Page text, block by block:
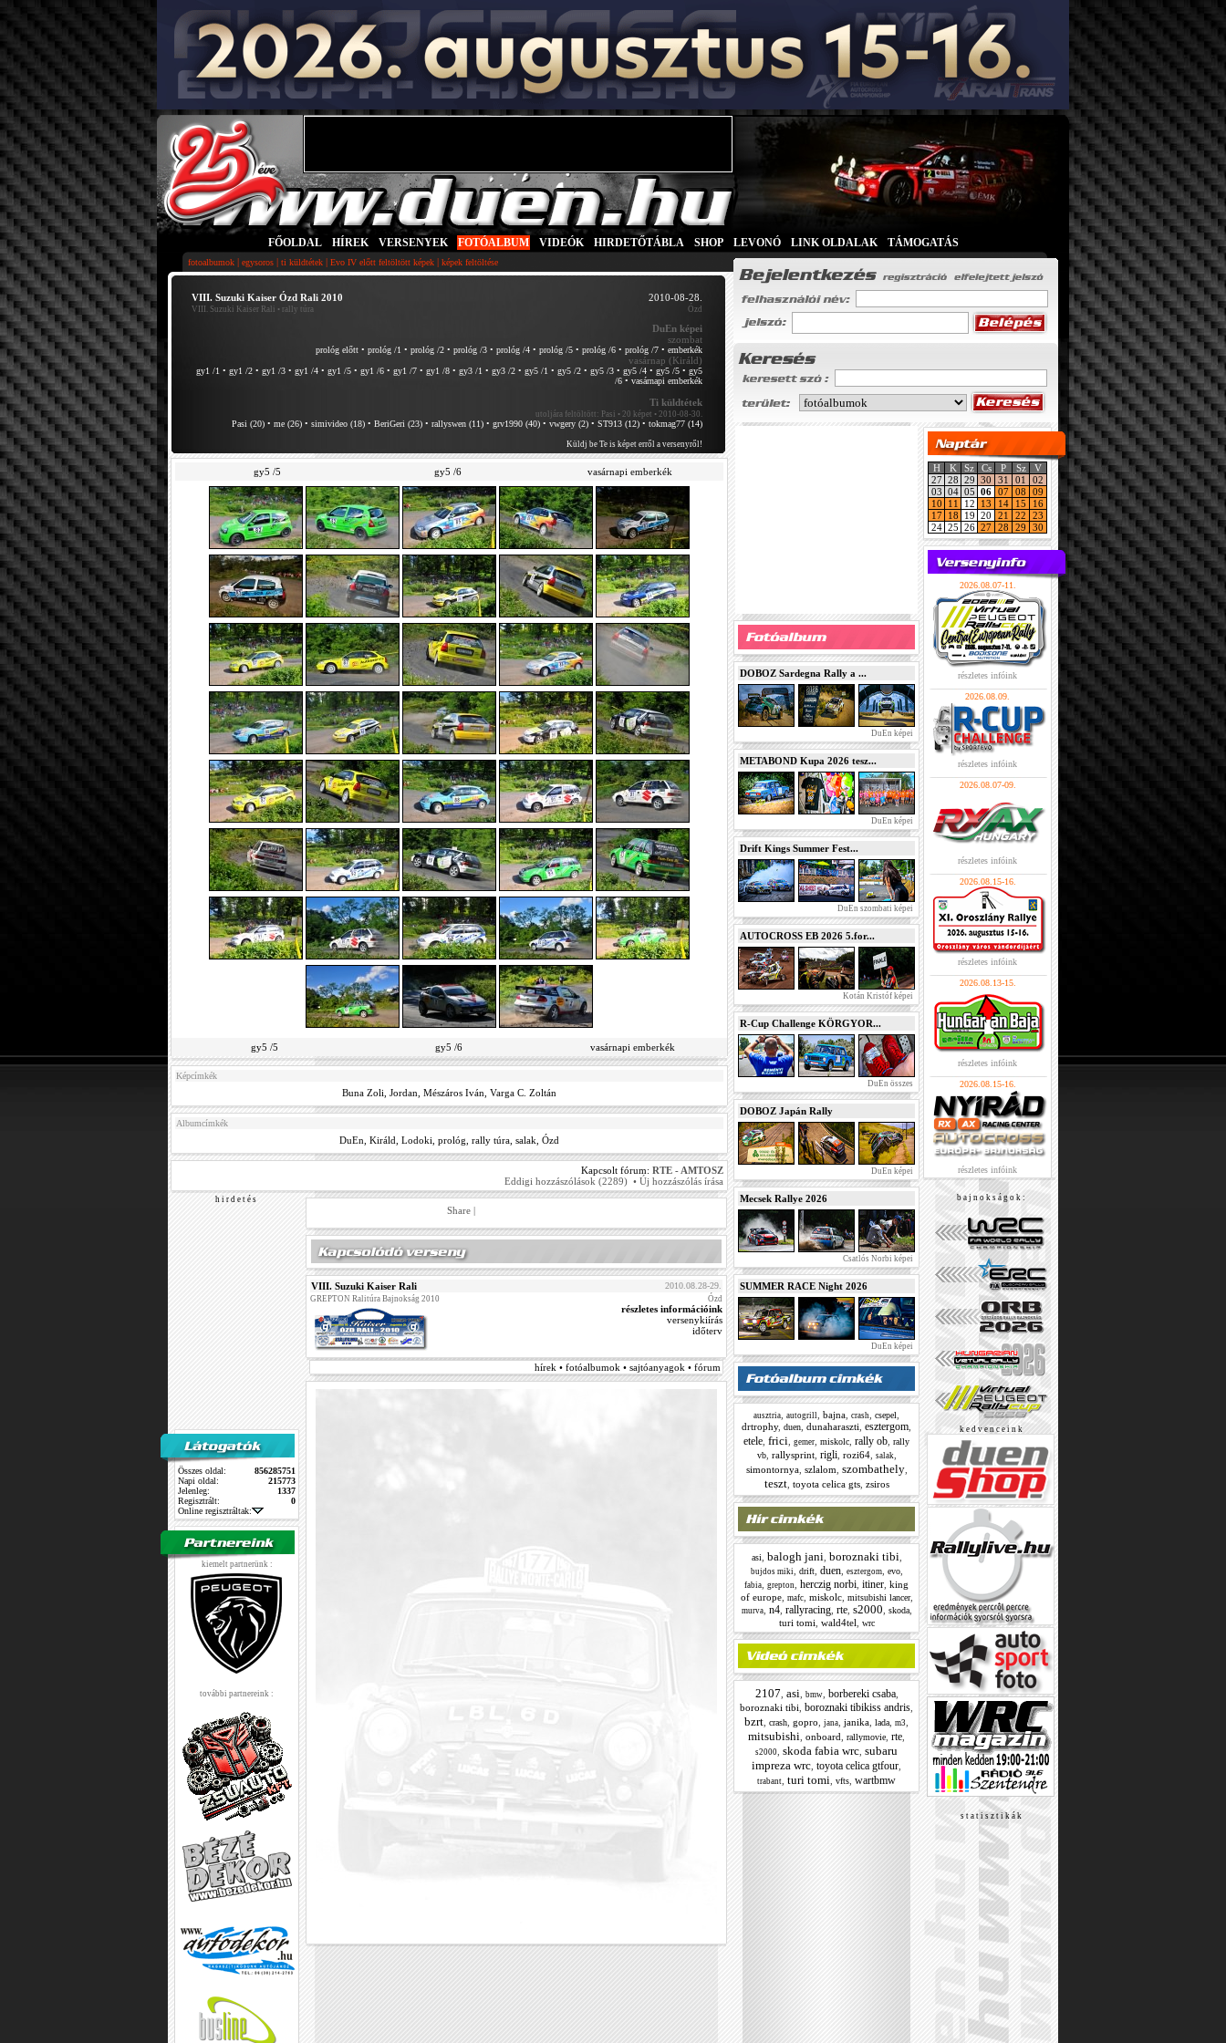
FŐOLDAL HÍREK VERSENYEK FOTÓALBUM VIDEÓK HIRDETŐTÁBLA SHOP LEVONÓ LINK OLDALAK TÁMOGATÁS
fotoalbumok | egysoros | ti küldtétek | Evo IV előtt feltöltött képek | képek feltöltése
VIII. Suzuki Kaiser Ózd Rali 2010
VIII. Suzuki Kaiser Rali • rally túra
2010-08-28.
Ózd
DuEn képei
szombat
prológ előtt• prológ /1 • prológ /2• prológ /3• prológ /4• prológ /5• prológ /6• prológ /7• emberkék
vasárnap (Királd)
gy1 /1 • gy1 /2• gy1 /3• gy1 /4• gy1 /5• gy1 /6• gy1 /7• gy1 /8• gy3 /1 • gy3 /2• gy5 /1 • gy5 /2• gy5 /3• gy5 /4• gy5 /5• gy5
/6• vasárnapi emberkék
Ti küldtétek
utoljára feltöltött: Pasi • 20 képet • 2010-08-30.
Pasi (20)• me (26)• simivideo (18)• BeriGeri (23)• rallyswen (11)• grv1990 (40)• vwgery (2)• ST913 (12)• tokmag77 (14)
Küldj be Te is képet erről a versenyről!
gy5 /5 gy5 /6 vasárnapi emberkék
gy5 /5 gy5 /6 vasárnapi emberkék
Képcímkék
Buna Zoli Jordan Mészáros Iván Varga C. Zoltán
Albumcímkék
DuEn Királd Lodoki prológ rally túra, salak Ózd
Kapcsolt fórum: RTE - AMTOSZ
Eddigi hozzászólások (2289)• Új hozzászólás írása
h i r d e t é s
Összes oldal:
856285751
Napi oldal:
215773
Jelenleg:
1337
Regisztrált:
0
Online regisztráltak:
kiemelt partnerünk :
további partnereink :
Share |
VIII. Suzuki Kaiser Rali 2010.08.28-29.
GREPTON Ralitúra Bajnokság 2010 Ózd
részletes információink
versenykiírás
időterv
hírek • fotóalbumok • sajtóanyagok • fórum
DOBOZ Sardegna Rally a ...
DuEn képei
METABOND Kupa 2026 tesz...
DuEn képei
Drift Kings Summer Fest...
DuEn szombati képei
AUTOCROSS EB 2026 5.for...
Kotán Kristóf képei
R-Cup Challenge KÖRGYOR...
DuEn összes
DOBOZ Japán Rally
DuEn képei
Mecsek Rallye 2026
Csatlós Norbi képei
SUMMER RACE Night 2026
DuEn képei
ausztria autogrill bajna crash csepel
drtrophy, duen dunaharaszti esztergom
etele frici gemer miskolc rally ob rally
vb, rallysprint, rigli, rozi64, salak
simontornya, szlalom szombathely,
teszt, toyota celica gts, zsiros
asi balogh jani boroznaki tibi
bujdos miki drift, duen, esztergom, evo,
fabia grepton herczig norbi itiner king
of europe, mafc, miskolc, mitsubishi lancer,
murva, n4, rallyracing, rte, s2000 skoda,
turi tomi wald4tel wrc
2107 asi bmw, borbereki csaba,
boroznaki tibi boroznaki tibikiss andris
bzrt crash gopro jana janika lada m3
mitsubishi onboard rallymovie rte
s2000 skoda fabia wrc subaru
impreza wrc toyota celica gtfour
trabant turi tomi vfts wartbmw
H K Sz Cs P Sz
V
27 28 29 30 31 01
02
03 04 05 06 07 08
09
10
11 12 13 14 15
16
17
18 19 20 21 22
23
24 25 26 27 28 29 30
2026.08.07-11.
részletes infóink
2026.08.09.
részletes infóink
2026.08.07-09.
részletes infóink
2026.08.15-16.
részletes infóink
2026.08.13-15.
részletes infóink
2026.08.15-16.
részletes infóink
b a j n o k s á g o k :
k e d v e n c e i n k
s t a t i s z t i k á k